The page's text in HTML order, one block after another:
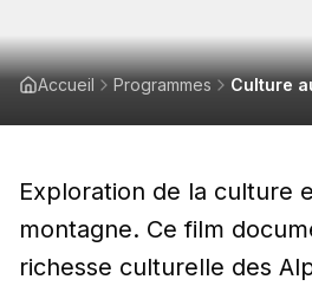
Accueil Programmes Culture
Exploration de la culture
montagne. Ce film
richesse culturelle des